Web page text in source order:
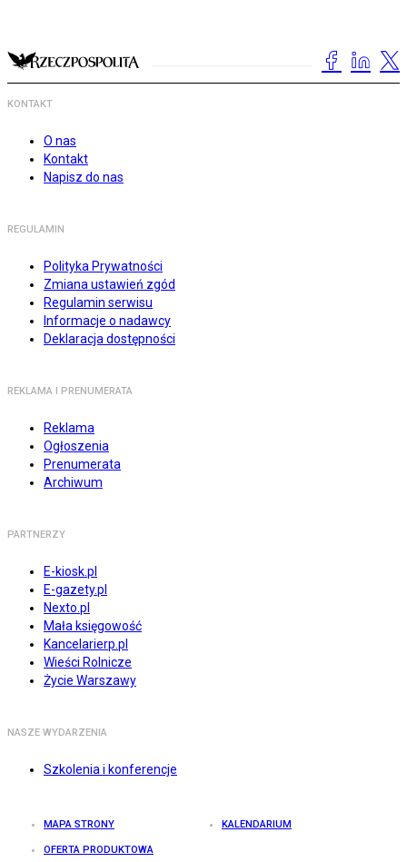
KONTAKT
O nas
Kontakt
Napisz do nas
REGULAMIN
Polityka Prywatności
Zmiana ustawień zgód
Regulamin serwisu
Informacje o nadawcy
Deklaracja dostępności
REKLAMA I PRENUMERATA
Reklama
Ogłoszenia
Prenumerata
Archiwum
PARTNERZY
E-kiosk.pl
E-gazety.pl
Nexto.pl
Mała księgowość
Kancelarierp.pl
Wieści Rolnicze
Życie Warszawy
NASZE WYDARZENIA
Szkolenia i konferencje
MAPA STRONY KALENDARIUM
OFERTA PRODUKTOWA